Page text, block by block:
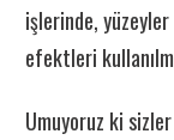
işlerinde,
efektleri
Umuyoruz ki